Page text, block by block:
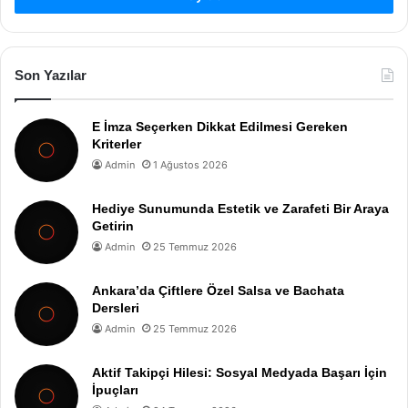
Son Yazılar
E İmza Seçerken Dikkat Edilmesi Gereken
Kriterler
Admin 1 Ağustos 2026
Hediye Sunumunda Estetik ve Zarafeti Bir Araya
Getirin
Admin 25 Temmuz 2026
Ankara’da Çiftlere Özel Salsa ve Bachata
Dersleri
Admin 25 Temmuz 2026
Aktif Takipçi Hilesi: Sosyal Medyada Başarı İçin
İpuçları